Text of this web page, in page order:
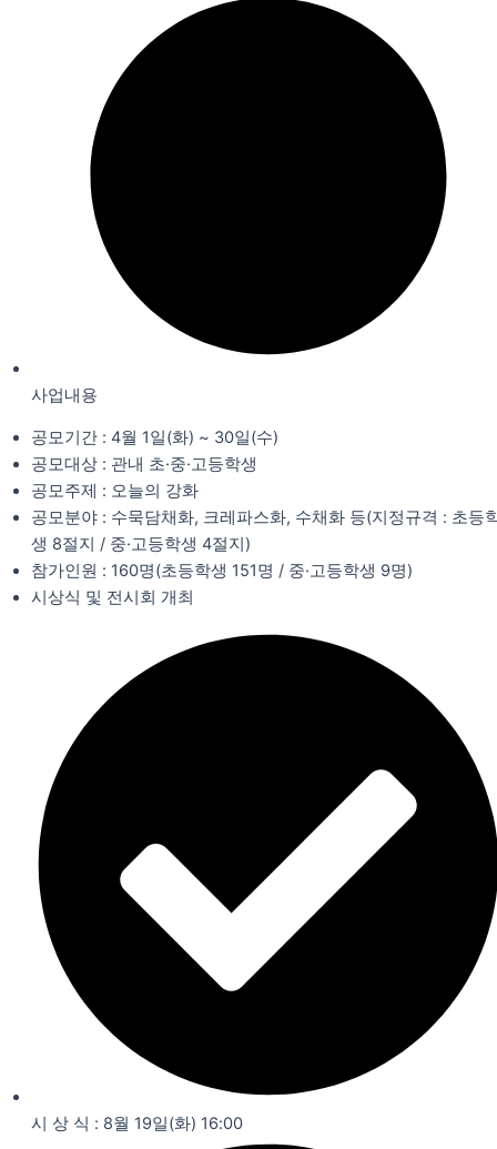
사업내용
공모기간 : 4월 1일(화) ~ 30일(수)
공모대상 : 관내 초·중·고등학생
공모주제 : 오늘의 강화
공모분야 : 수묵담채화, 크레파스화, 수채화 등(지정규격 : 초등
생 8절지 / 중·고등학생 4절지)
참가인원 : 160명(초등학생 151명 / 중·고등학생 9명)
시상식 및 전시회 개최
시 상 식 : 8월 19일(화) 16:00